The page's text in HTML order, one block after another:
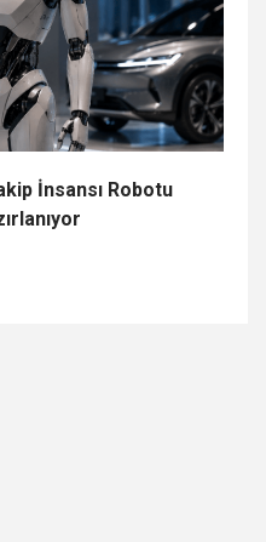
İnsansı Robotu